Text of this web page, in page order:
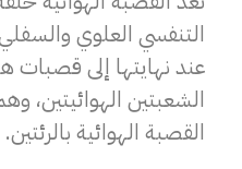
التنفسي العلوي
عند نهايتها إلى قصبات
الشعبتين الهوائيتين،
القصبة الهوائية بالرئتين.